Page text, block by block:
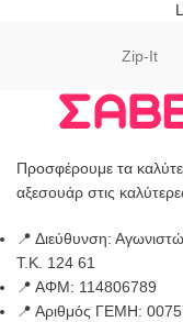
Zip-It
Προσφέρουμε τα
αξεσουάρ στις
📍 Διεύθυνση:
Τ.Κ. 124 61
📍 ΑΦΜ: 114806789
📍 Αριθμός ΓΕΜΗ: